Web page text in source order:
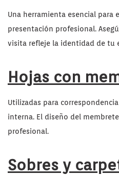
Una herramienta esencial para
presentación profesional.
visita refleje la identidad de tu
Hojas con
Utilizadas para
interna. El diseño del
profesional.
Sobres y